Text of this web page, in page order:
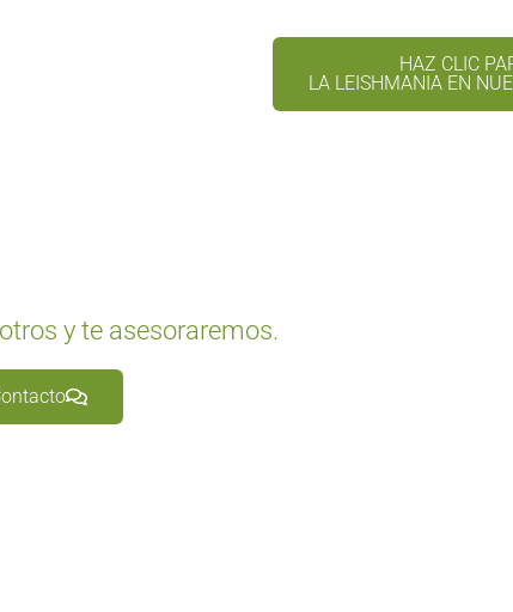
HAZ CLIC
LA LEISHMANIA EN
y te asesoraremos.